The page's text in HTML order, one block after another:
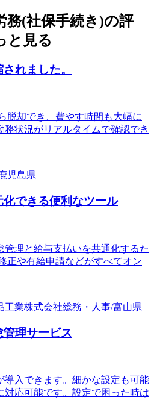
務(社保手続き)の評
と見る
れました。
脱却でき、費やす時間も大幅に
状況がリアルタイムで確認でき
児島県
できる便利なツール
理と給与支払いを共通化するた
正や有給申請などがすべてオン
工業株式会社総務・人事/富山県
理サービス
導入できます。細かな設定も可能
対応可能です。設定で困った時は